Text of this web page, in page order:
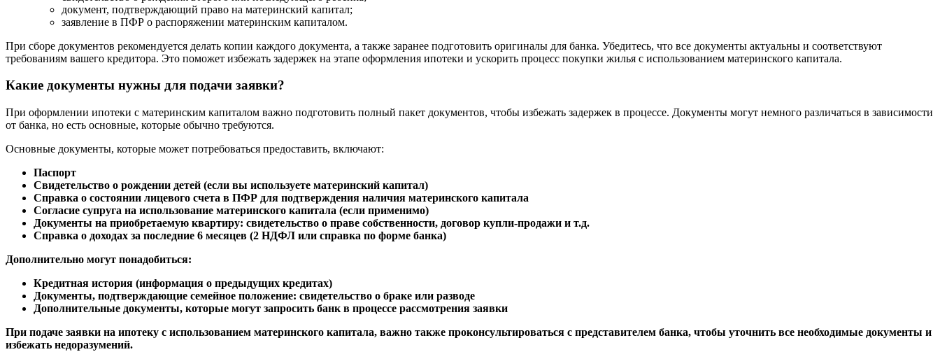
документ, подтверждающий право на материнский капитал;
заявление в ПФР о распоряжении материнским капиталом.
При сборе документов рекомендуется делать копии каждого документа, а также заранее подготовить оригиналы для банка. Убедитесь, что все документы актуальны и соответствуют
требованиям вашего кредитора. Это поможет избежать задержек на этапе оформления ипотеки и ускорить процесс покупки жилья с использованием материнского капитала.
Какие документы нужны для подачи заявки?
При оформлении ипотеки с материнским капиталом важно подготовить полный пакет документов, чтобы избежать задержек в процессе. Документы могут немного различаться в зависимости
от банка, но есть основные, которые обычно требуются.
Основные документы, которые может потребоваться предоставить, включают:
Паспорт
Свидетельство о рождении детей (если вы используете материнский капитал)
Справка о состоянии лицевого счета в ПФР для подтверждения наличия материнского капитала
Согласие супруга на использование материнского капитала (если применимо)
Документы на приобретаемую квартиру: свидетельство о праве собственности, договор купли-продажи и т.д.
Справка о доходах за последние 6 месяцев (2 НДФЛ или справка по форме банка)
Дополнительно могут понадобиться:
Кредитная история (информация о предыдущих кредитах)
Документы, подтверждающие семейное положение: свидетельство о браке или разводе
Дополнительные документы, которые могут запросить банк в процессе рассмотрения заявки
При подаче заявки на ипотеку с использованием материнского капитала, важно также проконсультироваться с представителем банка, чтобы уточнить все необходимые документы и
избежать недоразумений.